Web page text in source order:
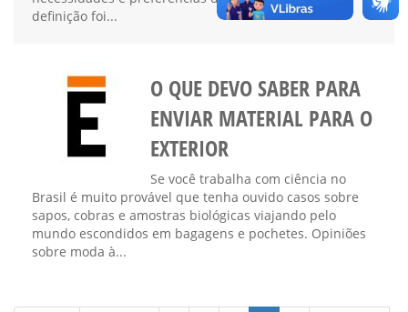
definição foi...
O QUE DEVO SABER PARA
ENVIAR MATERIAL PARA O
EXTERIOR
Se você trabalha com ciência no
Brasil é muito provável que tenha ouvido casos sobre
sapos, cobras e amostras biológicas viajando pelo
mundo escondidos em bagagens e pochetes. Opiniões
sobre moda à...